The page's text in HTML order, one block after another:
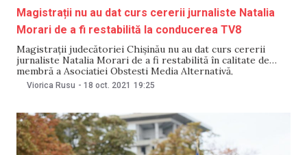
Magistrații nu au dat curs cererii jurnaliste Natalia
Morari de a fi restabilită la conducerea TV8
Magistrații judecătoriei Chișinău nu au dat curs cererii
jurnaliste Natalia Morari de a fi restabilită în calitate de
membră a Asociației Obștești Media Alternativă,
deținătoarea licenței de emisie a postului TV8. Informația a
presă,
Viorica Rusu - 18 oct. 2021 19:25